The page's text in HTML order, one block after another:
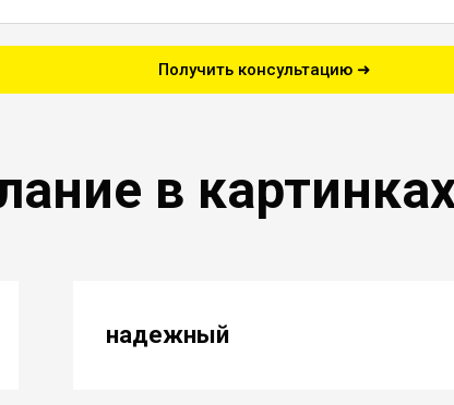
Получить консультацию ➜
в
надежный